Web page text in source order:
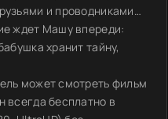
и проводниками…
ждет Машу впереди:
хранит тайну,
может смотреть фильм
бесплатно в